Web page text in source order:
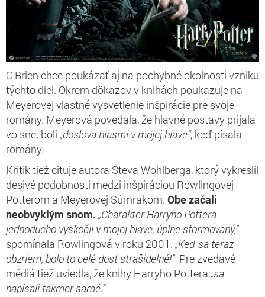
O'Brien chce poukázať aj na pochybné okolnosti vzniku
týchto diel. Okrem dôkazov v knihách poukazuje na
Meyerovej vlastné vysvetlenie inšpirácie pre svoje
romány. Meyerová povedala, že hlavné postavy prijala
vo sne; boli „doslova hlasmi v mojej hlave“, keď písala
romány.
Kritik tiež cituje autora Steva Wohlberga, ktorý vykreslil
desivé podobnosti medzi inšpiráciou Rowlingovej
Potterom a Meyerovej Súmrakom. Obe začali
neobvyklým snom. „Charakter Harryho Pottera
jednoducho vyskočil v mojej hlave, úplne sformovaný,“
spomínala Rowlingová v roku 2001. „Keď sa teraz
obzriem, bolo to celé dosť strašidelné!“Pre zvedavé
médiá tiež uviedla, že knihy Harryho Pottera „sa
napísali takmer samé.“